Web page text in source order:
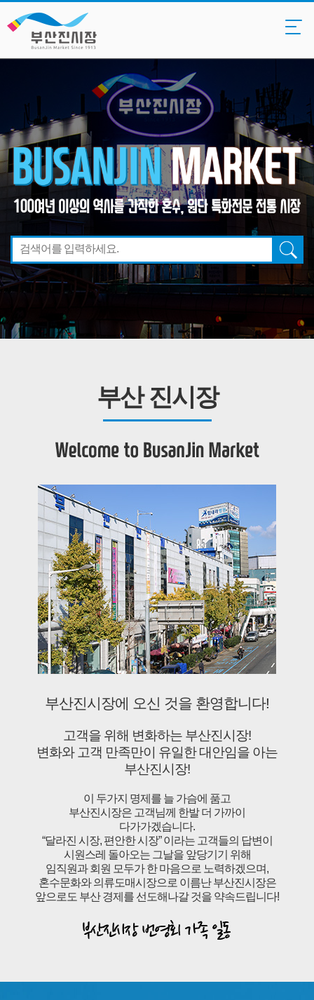
부산 진시장
부산진시장에 오신 것을 환영합니다!
고객을 위해 변화하는 부산진시장!
변화와 고객 만족만이 유일한 대안임을 아는
부산진시장!
이 두가지 명제를 늘 가슴에 품고
부산진시장은 고객님께 한발 더 가까이
다가가겠습니다.
“달라진 시장, 편안한 시장” 이라는 고객들의 답변이
시원스레 돌아오는 그날을 앞당기기 위해
임직원과 회원 모두가 한 마음으로 노력하겠으며,
혼수문화와 의류도매시장으로 이름난 부산진시장은
앞으로도 부산 경제를 선도해나갈 것을 약속드립니다!